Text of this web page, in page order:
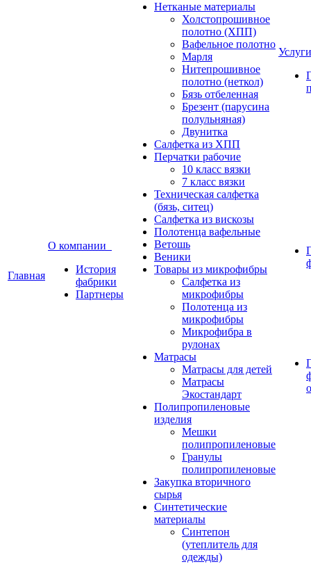
Главная
О компании
История
фабрики
Партнеры
Нетканые материалы
Холстопрошивное
полотно (ХПП)
Вафельное полотно
Марля
Нитепрошивное
полотно (неткол)
Бязь отбеленная
Брезент (парусина
полульняная)
Двунитка
Салфетка из ХПП
Перчатки рабочие
10 класс вязки
7 класс вязки
Техническая салфетка
(бязь, ситец)
Салфетка из вискозы
Полотенца вафельные
Ветошь
Веники
Товары из микрофибры
Салфетка из
микрофибры
Полотенца из
микрофибры
Микрофибра в
рулонах
Матрасы
Матрасы для детей
Матрасы
Экостандарт
Полипропиленовые
изделия
Мешки
полипропиленовые
Гранулы
полипропиленовые
Закупка вторичного
сырья
Синтетические
материалы
Синтепон
(утеплитель для
одежды)